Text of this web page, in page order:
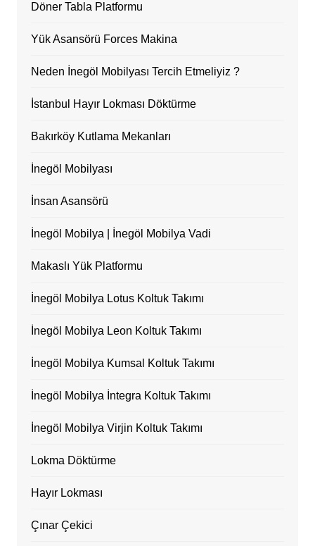
Döner Tabla Platformu
Yük Asansörü Forces Makina
Neden İnegöl Mobilyası Tercih Etmeliyiz ?
İstanbul Hayır Lokması Döktürme
Bakırköy Kutlama Mekanları
İnegöl Mobilyası
İnsan Asansörü
İnegöl Mobilya | İnegöl Mobilya Vadi
Makaslı Yük Platformu
İnegöl Mobilya Lotus Koltuk Takımı
İnegöl Mobilya Leon Koltuk Takımı
İnegöl Mobilya Kumsal Koltuk Takımı
İnegöl Mobilya İntegra Koltuk Takımı
İnegöl Mobilya Virjin Koltuk Takımı
Lokma Döktürme
Hayır Lokması
Çınar Çekici